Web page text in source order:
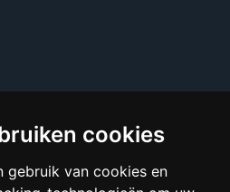
cookies
gebruik van cookies en